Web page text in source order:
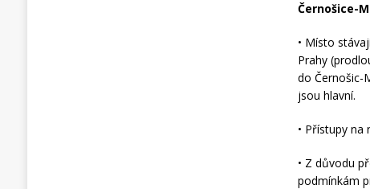
Černošice-
• Místo
Prahy
do Černošic-
jsou hlavní.
• Přístupy
• Z důvodu
podmínkám